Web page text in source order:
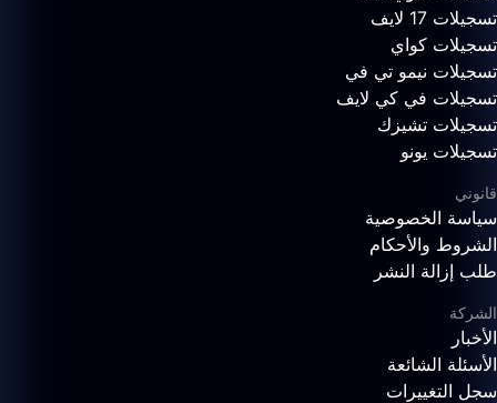
تسجيلات 17 لايف
تسجيلات كواي
تسجيلات نيمو تي في
تسجيلات في كي لايف
تسجيلات تشيزك
تسجيلات يونو
قانوني
سياسة الخصوصية
الشروط والأحكام
طلب إزالة النشر
الشركة
الأخبار
الأسئلة الشائعة
سجل التغييرات